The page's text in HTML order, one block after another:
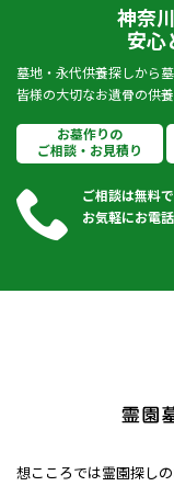
神奈
安心
墓地・永代供養探しから
皆様の大切なお遺骨の供
お墓作りの
ご相談・お見積り
ご相談は無料で
お気軽にお電
想こころでは霊園探し